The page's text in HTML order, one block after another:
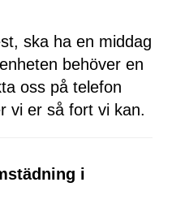
ska ha en middag
behöver en
oss på telefon
vi er så fort vi kan.
i